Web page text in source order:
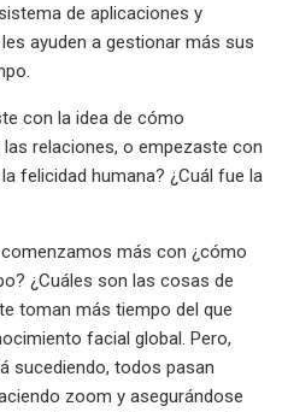
de aplicaciones y
ayuden a gestionar más sus
con la idea de cómo
relaciones, o empezaste con
felicidad humana? ¿Cuál fue la
comenzamos más con ¿cómo
¿Cuáles son las cosas de
toman más tiempo del que
facial global. Pero,
sucediendo, todos pasan
zoom y asegurándose